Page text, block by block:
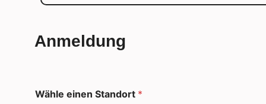
Anmeldung
Wähle einen Standort *